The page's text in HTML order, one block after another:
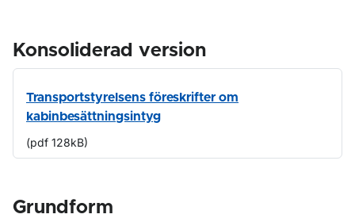
Konsoliderad version
Transportstyrelsens föreskrifter om
kabinbesättningsintyg
(pdf 128kB)
Grundform